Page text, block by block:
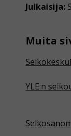
Julkaisija:
Muita
YLE:n